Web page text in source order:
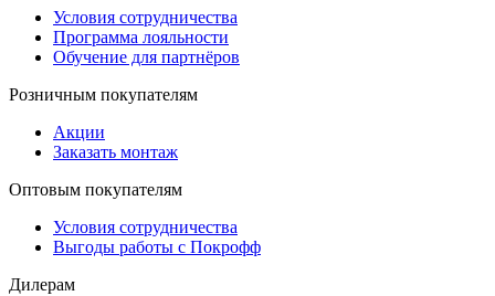
Условия сотрудничества
Программа лояльности
Обучение для партнёров
Розничным покупателям
Акции
Заказать монтаж
Оптовым покупателям
Условия сотрудничества
Выгоды работы с Покрофф
Дилерам